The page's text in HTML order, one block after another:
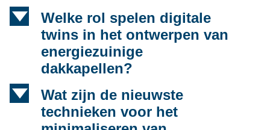
d
Welke rol spelen digitale
twins in het ontwerpen van
energiezuinige
dakkapellen?
d
Wat zijn de nieuwste
technieken voor het